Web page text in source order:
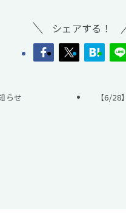
シェアする！
らせ 【6/